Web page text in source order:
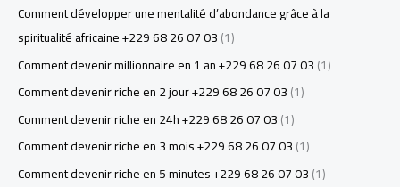
Comment développer une mentalité d’abondance grâce à la
spiritualité africaine +229 68 26 07 03(1)
Comment devenir millionnaire en 1 an +229 68 26 07 03(1)
Comment devenir riche en 2 jour +229 68 26 07 03(1)
Comment devenir riche en 24h +229 68 26 07 03(1)
Comment devenir riche en 3 mois +229 68 26 07 03(1)
Comment devenir riche en 5 minutes +229 68 26 07 03(1)